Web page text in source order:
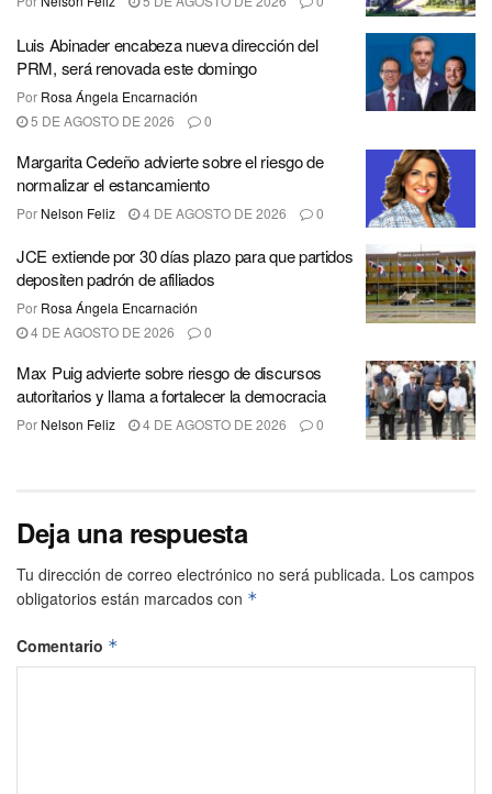
Luis Abinader encabeza nueva dirección del
PRM, será renovada este domingo
Por Rosa Ángela Encarnación
5 DE AGOSTO DE 2026
0
Margarita Cedeño advierte sobre el riesgo de
normalizar el estancamiento
Por Nelson Feliz 4 DE AGOSTO DE 2026 0
JCE extiende por 30 días plazo para que partidos
depositen padrón de afiliados
Por Rosa Ángela Encarnación
4 DE AGOSTO DE 2026
0
Max Puig advierte sobre riesgo de discursos
autoritarios y llama a fortalecer la democracia
Por Nelson Feliz 4 DE AGOSTO DE 2026 0
Deja una respuesta
Tu dirección de correo electrónico no será publicada. Los campos
obligatorios están marcados con *
Comentario *